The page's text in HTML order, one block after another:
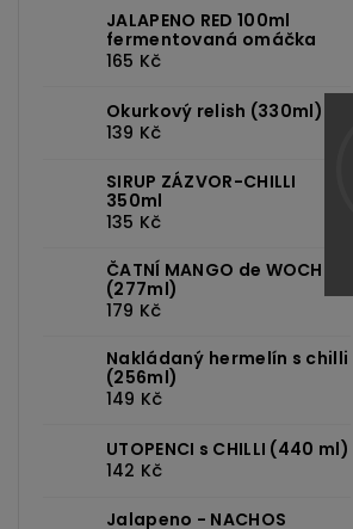
JALAPENO RED 100ml
fermentovaná omáčka
165 Kč
Okurkový relish (330ml)
139 Kč
SIRUP ZÁZVOR-CHILLI
350ml
135 Kč
ČATNÍ MANGO de WOCH
(277ml)
179 Kč
Nakládaný hermelín s chilli
(256ml)
149 Kč
UTOPENCI s CHILLI (440 ml)
142 Kč
Jalapeno - NACHOS
OMÁČKA s chilli